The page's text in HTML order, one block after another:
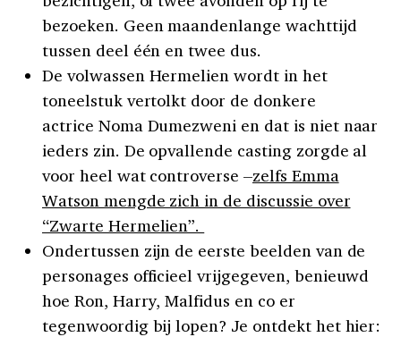
bezoeken. Geen maandenlange wachttijd
tussen deel één en twee dus.
De volwassen Hermelien wordt in het
toneelstuk vertolkt door de donkere
actrice Noma Dumezweni en dat is niet naar
ieders zin. De opvallende casting zorgde al
voor heel wat controverse –zelfs Emma
Watson mengde zich in de discussie over
“Zwarte Hermelien”.
Ondertussen zijn de eerste beelden van de
personages officieel vrijgegeven, benieuwd
hoe Ron, Harry, Malfidus en co er
tegenwoordig bij lopen? Je ontdekt het hier: